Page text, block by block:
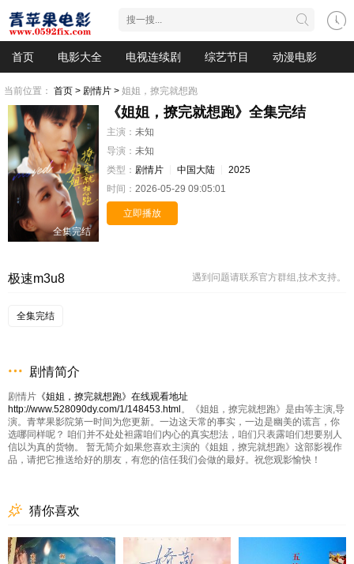
首页 电影大全 电视连续剧 综艺节目 动漫电影
当前位置： 首页 > 剧情片 > 姐姐，撩完就想跑
全集完结
《姐姐，撩完就想跑》全集完结
主演： 未知
导演： 未知
类型： 剧情片 中国大陆
2025
时间： 2026-05-29 09:05:01
立即播放
遇到问题请联系官方群组,技术支持。
极速m3u8
全集完结
剧情简介
剧情片 《姐姐，撩完就想跑》在线观看地址
http://www.528090dy.com/1/148453.html 。《姐姐，撩完就想跑》是由等主演,导
演。青苹果影院第一时间为您更新。一边这天常的事实，一边是幽美的谎言，你
选哪同样呢？ 咱们并不处处袒露咱们内心的真实想法，咱们只表露咱们想要别人
信以为真的货物。 暂无简介如果您喜欢主演的《姐姐，撩完就想跑》这部影视作
品，请把它推送给好的朋友，有您的信任我们会做的最好。祝您观影愉快！
猜你喜欢